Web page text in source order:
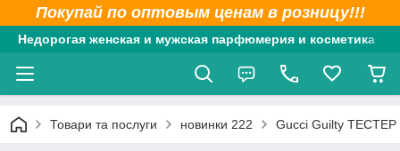
Покупай по оптовым ценам в розницу!!!
Недорогая женская и мужская парфюмерия и косметика
Товари та послуги новинки 222 Gucci Guilty ТЕСТЕР